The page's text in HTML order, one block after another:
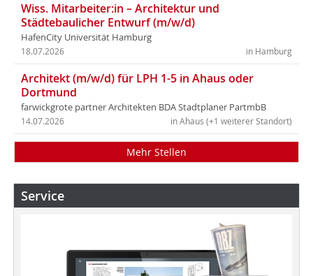
Wiss. Mitarbeiter:in – Architektur und
Städtebaulicher Entwurf (m/w/d)
HafenCity Universität Hamburg
in Hamburg
18.07.2026
Architekt (m/w/d) für LPH 1-5 in Ahaus oder
Dortmund
farwickgrote partner Architekten BDA Stadtplaner PartmbB
in Ahaus (+1 weiterer Standort)
14.07.2026
Mehr Stellen
Service